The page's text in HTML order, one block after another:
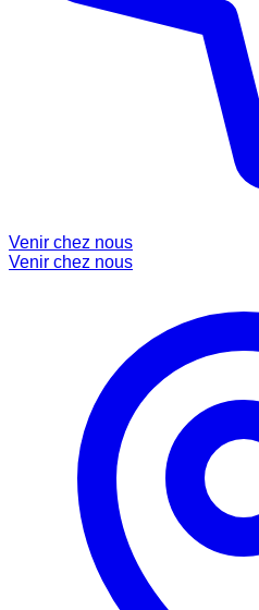
Venir chez nous
Venir chez nous